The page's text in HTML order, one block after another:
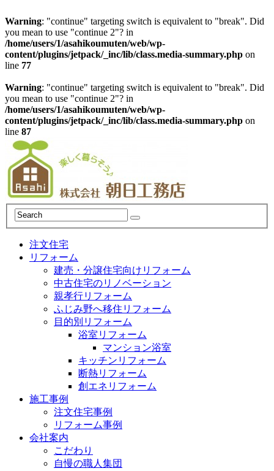
Warning: "continue" targeting switch is equivalent to "break". Did
you mean to use "continue 2"? in
/home/users/1/asahikoumuten/web/wp-
content/plugins/jetpack/_inc/lib/class.media-summary.php on
line 77
Warning: "continue" targeting switch is equivalent to "break". Did
you mean to use "continue 2"? in
/home/users/1/asahikoumuten/web/wp-
content/plugins/jetpack/_inc/lib/class.media-summary.php on
line 87
注文住宅
リフォーム
建売・分譲住宅向けリフォーム
中古住宅のリノベーション
親孝行リフォーム
ふじみ野へ移住リフォーム
目的別リフォーム
浴室リフォーム
マンション浴室
キッチンリフォーム
断熱リフォーム
創エネリフォーム
施工事例
注文住宅事例
リフォーム事例
会社案内
こだわり
自慢の職人集団